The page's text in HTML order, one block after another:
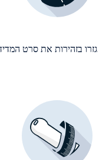
גזרו בזהירות את סרט